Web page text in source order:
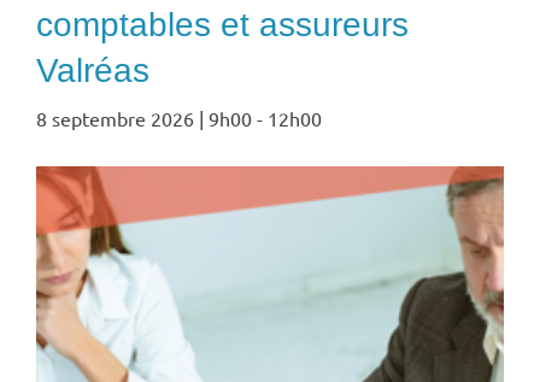
comptables et assureurs
Valréas
8 septembre 2026 | 9h00 - 12h00